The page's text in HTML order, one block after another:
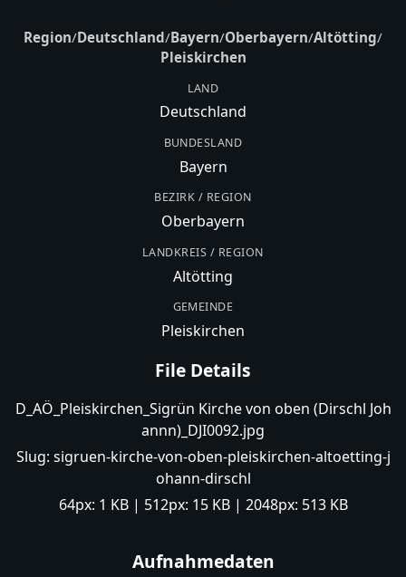
Region/Deutschland/Bayern/Oberbayern/Altötting/
Pleiskirchen
LAND
Deutschland
BUNDESLAND
Bayern
BEZIRK / REGION
Oberbayern
LANDKREIS / REGION
Altötting
GEMEINDE
Pleiskirchen
File Details
D_AÖ_Pleiskirchen_Sigrün Kirche von oben (Dirschl Joh
annn)_DJI0092.jpg
Slug: sigruen-kirche-von-oben-pleiskirchen-altoetting-j
ohann-dirschl
64px: 1 KB| 512px: 15 KB| 2048px: 513 KB
Aufnahmedaten